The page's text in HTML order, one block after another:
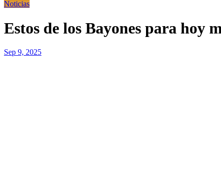
Noticias
Estos de los Bayones para hoy
Sep 9, 2025